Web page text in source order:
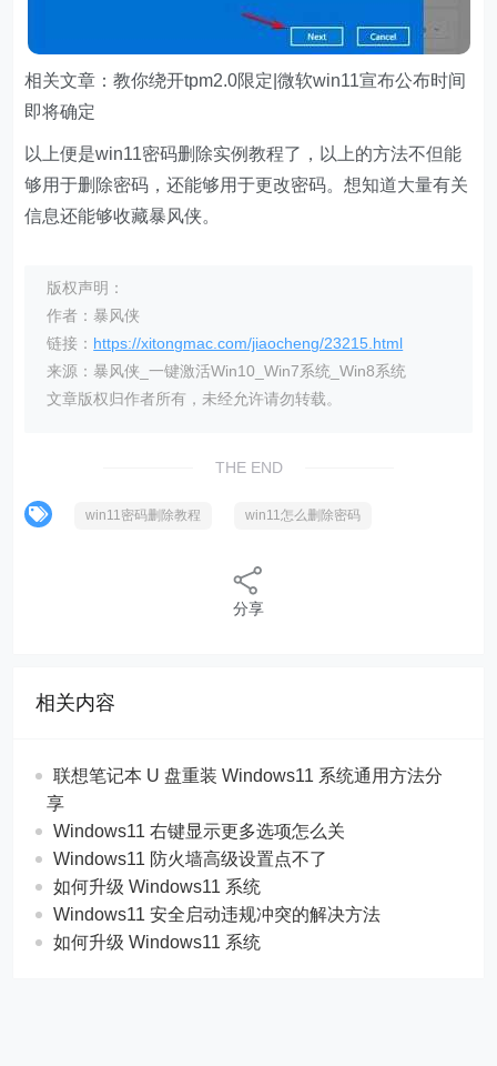
相关文章：教你绕开tpm2.0限定|微软win11宣布公布时间
即将确定
以上便是win11密码删除实例教程了，以上的方法不但能
够用于删除密码，还能够用于更改密码。想知道大量有关
信息还能够收藏暴风侠。
版权声明：
作者：暴风侠
链接： https://xitongmac.com/jiaocheng/23215.html
来源：暴风侠_一键激活Win10_Win7系统_Win8系统
文章版权归作者所有，未经允许请勿转载。
THE END
win11密码删除教程 win11怎么删除密码
分享
相关内容
联想笔记本 U 盘重装 Windows11 系统通用方法分
享
Windows11 右键显示更多选项怎么关
Windows11 防火墙高级设置点不了
如何升级 Windows11 系统
Windows11 安全启动违规冲突的解决方法
如何升级 Windows11 系统